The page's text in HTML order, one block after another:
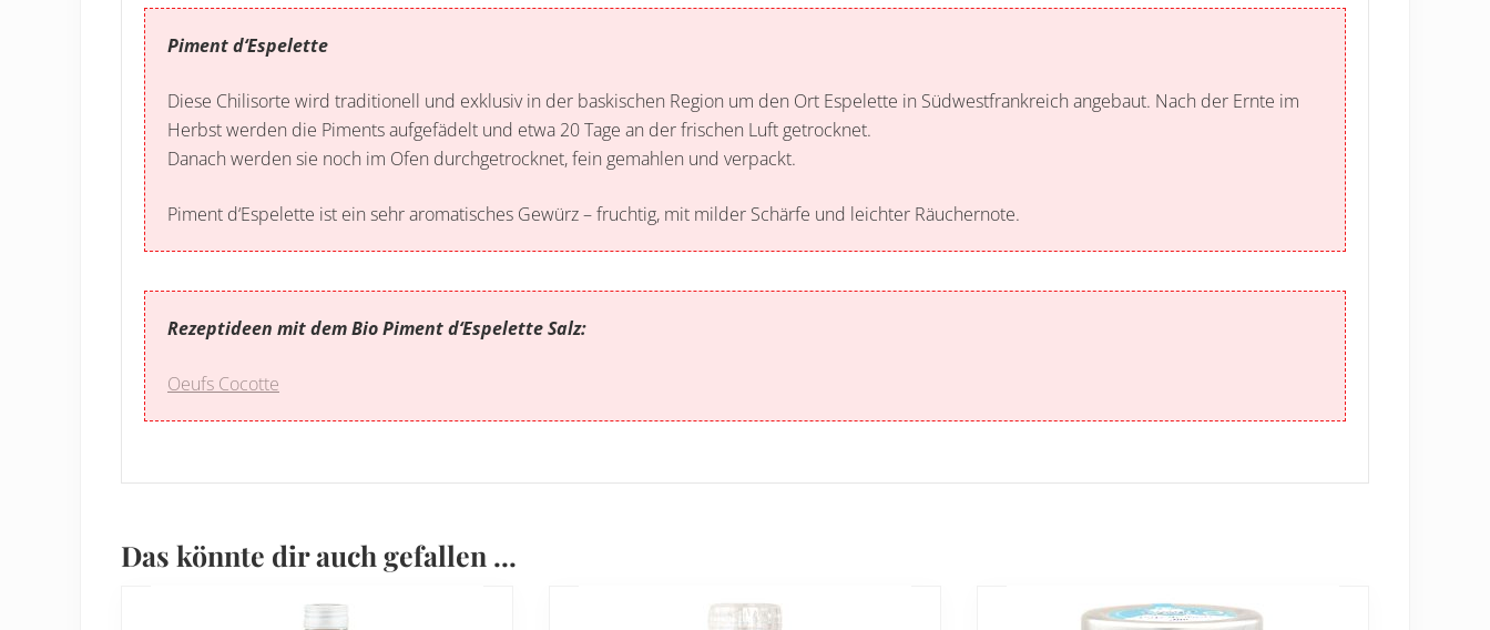
Piment d‘Espelette
Diese Chilisorte wird traditionell und exklusiv in der baskischen Region um den Ort Espelette in Südwestfrankreich angebaut. Nach der Ernte im
Herbst werden die Piments aufgefädelt und etwa 20 Tage an der frischen Luft getrocknet.
Danach werden sie noch im Ofen durchgetrocknet, fein gemahlen und verpackt.
Piment d‘Espelette ist ein sehr aromatisches Gewürz – fruchtig, mit milder Schärfe und leichter Räuchernote.
Rezeptideen mit dem Bio Piment d‘Espelette Salz:
Oeufs Cocotte
Das könnte dir auch gefallen …